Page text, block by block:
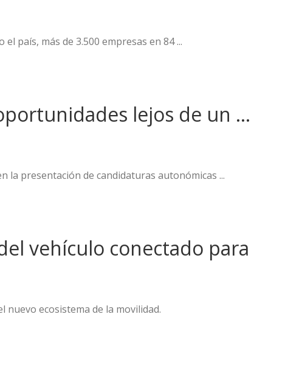
país, más de 3.500 empresas en 84 ...
lejos de un …
la presentación de candidaturas autonómicas ...
vehículo conectado para
nuevo ecosistema de la movilidad.